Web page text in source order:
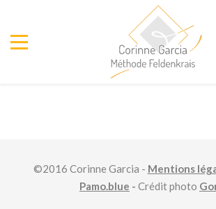
©2016 Corinne Garcia - Mentions
Pamo.blue - Crédit photo